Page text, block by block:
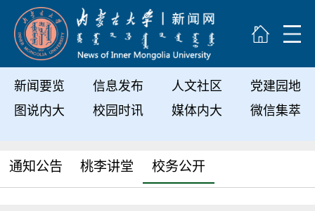
新闻要览 信息发布 人文社区
党建园地
图说内大
校园时讯 媒体内大 微信集萃
通知公告 桃李讲堂 校务公开